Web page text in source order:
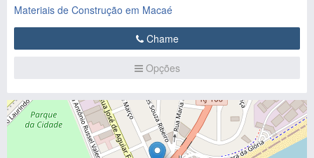
Materiais de Construção em Macaé
Chame
Opções